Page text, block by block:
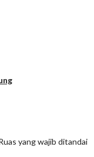
yang wajib ditandai